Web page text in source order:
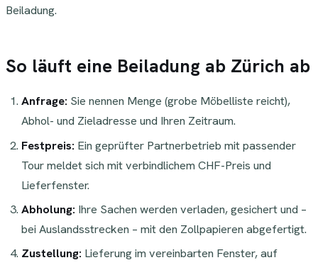
Beiladung.
So läuft eine Beiladung ab Zürich ab
Anfrage: Sie nennen Menge (grobe Möbelliste reicht),
Abhol- und Zieladresse und Ihren Zeitraum.
Festpreis: Ein geprüfter Partnerbetrieb mit passender
Tour meldet sich mit verbindlichem CHF-Preis und
Lieferfenster.
Abholung: Ihre Sachen werden verladen, gesichert und –
bei Auslandsstrecken – mit den Zollpapieren abgefertigt.
Zustellung: Lieferung im vereinbarten Fenster, auf